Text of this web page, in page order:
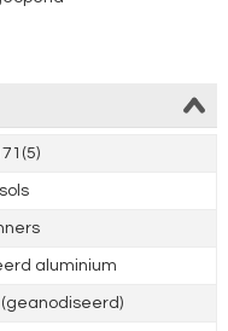
aluminium